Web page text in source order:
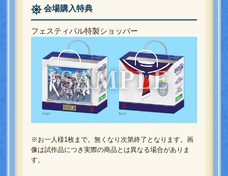
会場購入特典
フェスティバル特製ショッパー
※お一人様1枚まで。無くなり次第終了となります。画
像は試作品につき実際の商品とは異なる場合がありま
す。